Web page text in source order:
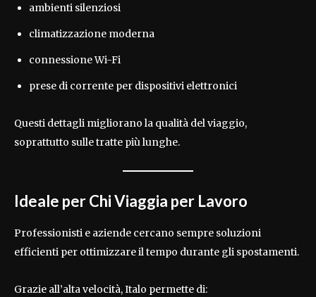
ambienti silenziosi
climatizzazione moderna
connessione Wi-Fi
prese di corrente per dispositivi elettronici
Questi dettagli migliorano la qualità del viaggio,
soprattutto sulle tratte più lunghe.
Ideale per Chi Viaggia per Lavoro
Professionisti e aziende cercano sempre soluzioni
efficienti per ottimizzare il tempo durante gli spostamenti.
Grazie all’alta velocità, Italo permette di: